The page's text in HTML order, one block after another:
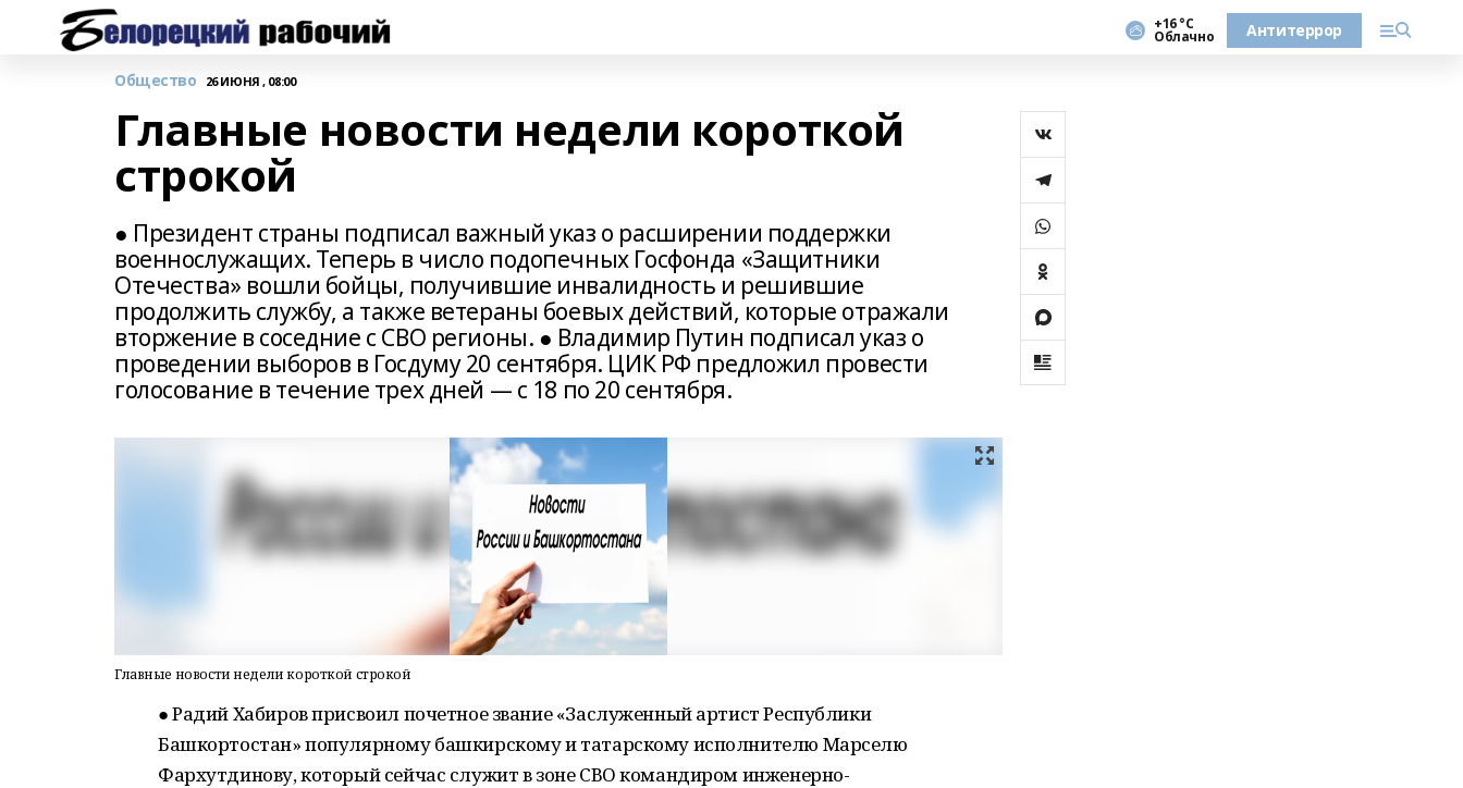
+16 °С
Облачно Антитеррор
Общество 26 ИЮНЯ , 08:00
Главные новости недели короткой
строкой
● Президент страны подписал важный указ о расширении поддержки
военнослужащих. Теперь в число подопечных Госфонда «Защитники
Отечества» вошли бойцы, получившие инвалидность и решившие
продолжить службу, а также ветераны боевых действий, которые отражали
вторжение в соседние с СВО регионы. ● Владимир Путин подписал указ о
проведении выборов в Госдуму 20 сентября. ЦИК РФ предложил провести
голосование в течение трех дней — с 18 по 20 сентября.
Главные новости недели короткой строкой
● Радий Хабиров присвоил почетное звание «Заслуженный артист Республики
Башкортостан» популярному башкирскому и татарскому исполнителю Марселю
Фархутдинову, который сейчас служит в зоне СВО командиром инженерно-